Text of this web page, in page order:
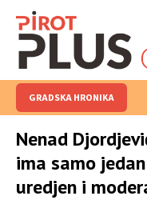
GRADSKA HRONIKA
Nenad
ima samo
uredjen i